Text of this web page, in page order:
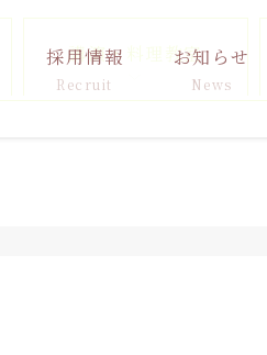
採用情報
Recruit
お知らせ
News
講演・料理教室